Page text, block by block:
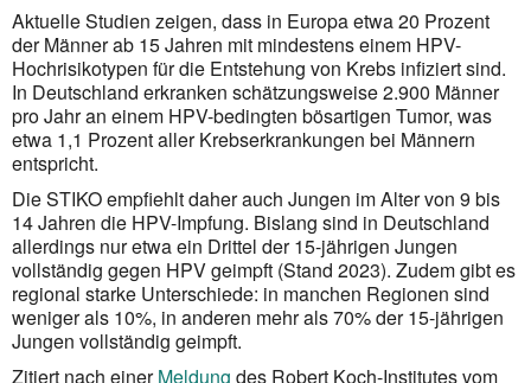
Aktuelle Studien zeigen, dass in Europa etwa 20 Prozent
der Männer ab 15 Jahren mit mindestens einem HPV-
Hochrisikotypen für die Entstehung von Krebs infiziert sind.
In Deutschland erkranken schätzungsweise 2.900 Männer
pro Jahr an einem HPV-bedingten bösartigen Tumor, was
etwa 1,1 Prozent aller Krebserkrankungen bei Männern
entspricht.
Die STIKO empfiehlt daher auch Jungen im Alter von 9 bis
14 Jahren die HPV-Impfung. Bislang sind in Deutschland
allerdings nur etwa ein Drittel der 15-jährigen Jungen
vollständig gegen HPV geimpft (Stand 2023). Zudem gibt es
regional starke Unterschiede: in manchen Regionen sind
weniger als 10%, in anderen mehr als 70% der 15-jährigen
Jungen vollständig geimpft.
Zitiert nach einerMeldung des Robert Koch-Institutes vom